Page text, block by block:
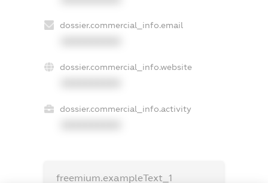
dossier.commercial_info.email
dossier.commercial_info.website
dossier.commercial_info.activity
freemium.exampleText_1